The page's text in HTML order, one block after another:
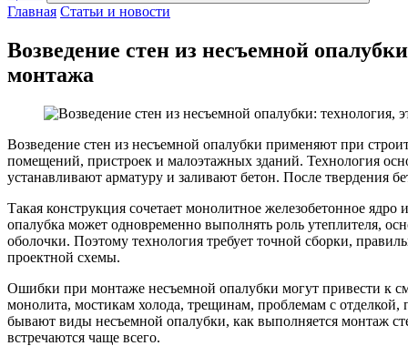
Главная Статьи и новости
Возведение стен из несъемной
монтажа
Возведение стен из несъемной опалубки применяют при
помещений, пристроек и малоэтажных зданий. Технология
устанавливают арматуру и заливают бетон. После твердения
Такая конструкция сочетает монолитное железобетонное
опалубка может одновременно выполнять роль утеплителя,
оболочки. Поэтому технология требует точной сборки,
проектной схемы.
Ошибки при монтаже несъемной опалубки могут привести к
монолита, мостикам холода, трещинам, проблемам с
бывают виды несъемной опалубки, как выполняется монтаж
встречаются чаще всего.